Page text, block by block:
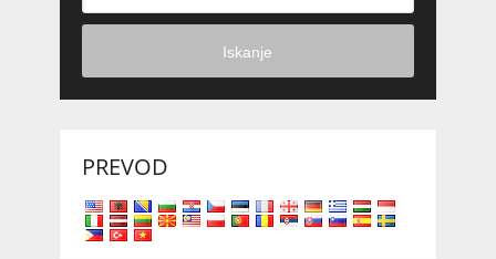
Iskanje
PREVOD